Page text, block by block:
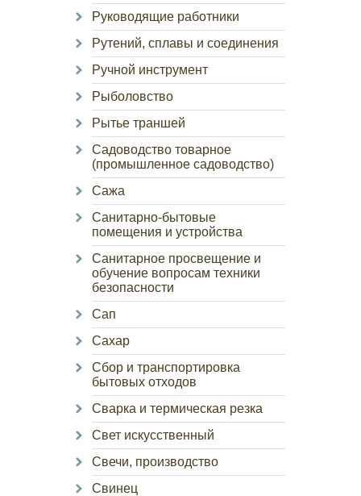
Руководящие работники
Рутений, сплавы и соединения
Ручной инструмент
Рыболовство
Рытье траншей
Садоводство товарное
(промышленное садоводство)
Сажа
Санитарно-бытовые
помещения и устройства
Санитарное просвещение и
обучение вопросам техники
безопасности
Сап
Сахар
Сбор и транспортировка
бытовых отходов
Сварка и термическая резка
Свет искусственный
Свечи, производство
Свинец